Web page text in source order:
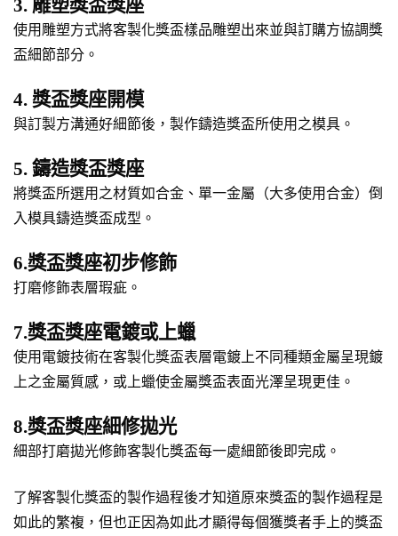
3. 雕塑獎盃獎座
使用雕塑方式將客製化獎盃樣品雕塑出來並與訂購方協調獎
盃細節部分。
4. 獎盃獎座開模
與訂製方溝通好細節後，製作鑄造獎盃所使用之模具。
5. 鑄造獎盃獎座
將獎盃所選用之材質如合金、單一金屬（大多使用合金）倒
入模具鑄造獎盃成型。
6.獎盃獎座初步修飾
打磨修飾表層瑕疵。
7.獎盃獎座電鍍或上蠟
使用電鍍技術在客製化獎盃表層電鍍上不同種類金屬呈現鍍
上之金屬質感，或上蠟使金屬獎盃表面光澤呈現更佳。
8.獎盃獎座細修拋光
細部打磨拋光修飾客製化獎盃每一處細節後即完成。
了解客製化獎盃的製作過程後才知道原來獎盃的製作過程是
如此的繁複，但也正因為如此才顯得每個獲獎者手上的獎盃